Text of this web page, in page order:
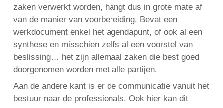
zaken verwerkt worden, hangt dus in grote mate af
van de manier van voorbereiding. Bevat een
werkdocument enkel het agendapunt, of ook al een
synthese en misschien zelfs al een voorstel van
beslissing… het zijn allemaal zaken die best goed
doorgenomen worden met alle partijen.
Aan de andere kant is er de communicatie vanuit het
bestuur naar de professionals. Ook hier kan dit